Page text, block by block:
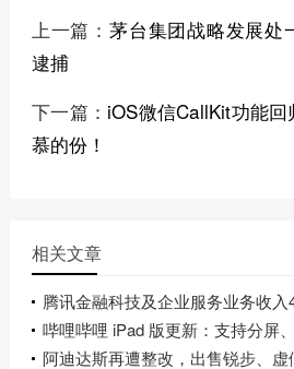
上一篇：茅台集团战略发展处
逮捕
下一篇： iOS微信CallKit功能
慕的份！
相关文章
腾讯金融科技及企业服务业务收入
哔哩哔哩 iPad 版更新：支持分屏
阿迪达斯再遭整改，出售锐步、虚